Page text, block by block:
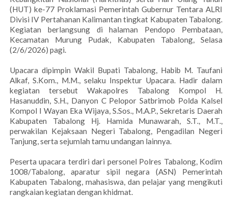
(HUT) ke-77 Proklamasi Pemerintah Gubernur Tentara ALRI
Divisi IV Pertahanan Kalimantan tingkat Kabupaten Tabalong.
Kegiatan berlangsung di halaman Pendopo Pembataan,
Kecamatan Murung Pudak, Kabupaten Tabalong, Selasa
(2/6/2026) pagi.
Upacara dipimpin Wakil Bupati Tabalong, Habib M. Taufani
Alkaf, S.Kom., M.M., selaku Inspektur Upacara. Hadir dalam
kegiatan tersebut Wakapolres Tabalong Kompol H.
Hasanuddin, S.H., Danyon C Pelopor Satbrimob Polda Kalsel
Kompol I Wayan Eka Wijaya, S.Sos., M.A.P., Sekretaris Daerah
Kabupaten Tabalong Hj. Hamida Munawarah, S.T., M.T.,
perwakilan Kejaksaan Negeri Tabalong, Pengadilan Negeri
Tanjung, serta sejumlah tamu undangan lainnya.
Peserta upacara terdiri dari personel Polres Tabalong, Kodim
1008/Tabalong, aparatur sipil negara (ASN) Pemerintah
Kabupaten Tabalong, mahasiswa, dan pelajar yang mengikuti
rangkaian kegiatan dengan khidmat.